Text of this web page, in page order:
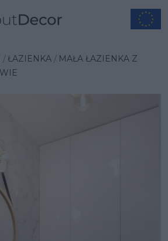
ŁAZIENKA
MAŁA ŁAZIENKA Z